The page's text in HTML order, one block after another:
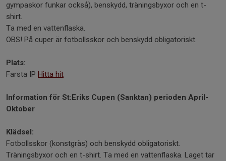
gympaskor funkar också), benskydd, träningsbyxor och en t-
shirt.
Ta med en vattenflaska.
OBS! På cuper är fotbollsskor och benskydd obligatoriskt.
Plats:
Farsta IP Hitta hit
Information för St:Eriks Cupen (Sanktan) perioden April-
Oktober
Klädsel:
Fotbollsskor (konstgräs) och benskydd obligatoriskt.
Träningsbyxor och en t-shirt. Ta med en vattenflaska. Laget tar